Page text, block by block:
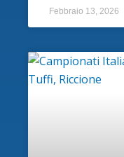
Febbraio 13, 2026